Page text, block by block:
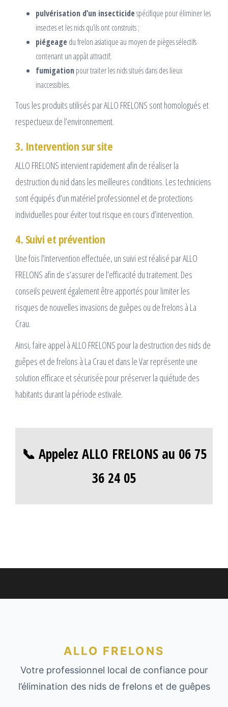
pulvérisation d’un insecticidespécifique pour éliminer les
insectes et les nids qu’ils ont construits ;
piégeage du frelon asiatique au moyen de pièges sélectifs
contenant un appât attractif;
fumigation pour traiter les nids situés dans des lieux
inaccessibles.
Tous les produits utilisés par ALLO FRELONS sont homologués et
respectueux de l’environnement.
3. Intervention sur site
ALLO FRELONS intervient rapidement afin de réaliser la
destruction du nid dans les meilleures conditions. Les techniciens
sont équipés d’un matériel professionnel et de protections
individuelles pour éviter tout risque en cours d’intervention.
4. Suivi et prévention
Une fois l’intervention effectuée, un suivi est réalisé par ALLO
FRELONS afin de s’assurer de l’efficacité du traitement. Des
conseils peuvent également être apportés pour limiter les
risques de nouvelles invasions de guêpes ou de frelons à La
Crau.
Ainsi, faire appel à ALLO FRELONS pour la destruction des nids de
guêpes et de frelons à La Crau et dans le Var représente une
solution efficace et sécurisée pour préserver la quiétude des
habitants durant la période estivale.
📞 Appelez ALLO FRELONS au 06 75
36 24 05
ALLO FRELONS
Votre professionnel local de confiance pour
l’élimination des nids de frelons et de guêpes